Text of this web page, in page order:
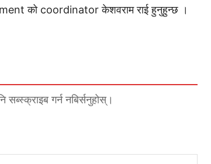
को coordinator केशवराम राई हुनुहुन्छ ।
गर्न नबिर्सनुहोस्।